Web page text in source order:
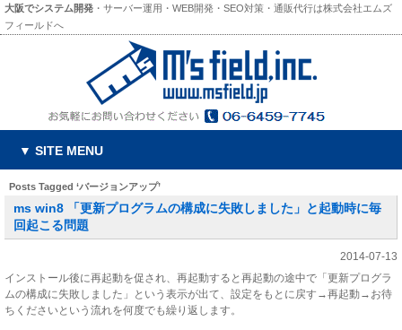
大阪でシステム開発 ・サーバー運用・WEB開発・SEO対策・通販代行は株式会社エムズ
フィールドへ
▼ SITE MENU
Posts Tagged ‘バージョンアップ’
ms win8 「更新プログラムの構成に失敗しました」と起動時に毎
回起こる問題
2014-07-13
インストール後に再起動を促され、再起動すると再起動の途中で「更新プログラ
ムの構成に失敗しました」という表示が出て、設定をもとに戻す→再起動→お待
ちくださいという流れを何度でも繰り返します。